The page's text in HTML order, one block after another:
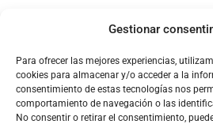
Gestionar
Para ofrecer las mejores experiencias,
cookies para almacenar y/o acceder a la
consentimiento de estas tecnologías nos
comportamiento de navegación o las
No consentir o retirar el consentimiento,